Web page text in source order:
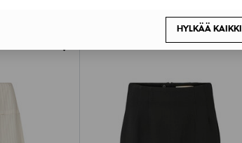
HYLKÄÄ KAIKKI